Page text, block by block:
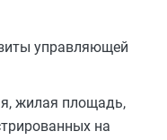
управляющей
жилая площадь,
на